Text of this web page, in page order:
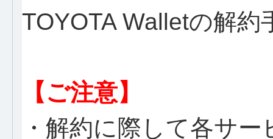
TOYOTA Walletの解
【ご注意】
・解約に際して各サ